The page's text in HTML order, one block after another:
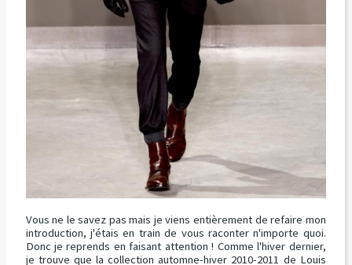
Vous ne le savez pas mais je viens entièrement de refaire mon
introduction, j'étais en train de vous raconter n'importe quoi.
Donc je reprends en faisant attention ! Comme l'hiver dernier,
je trouve que la collection automne-hiver 2010-2011 de Louis